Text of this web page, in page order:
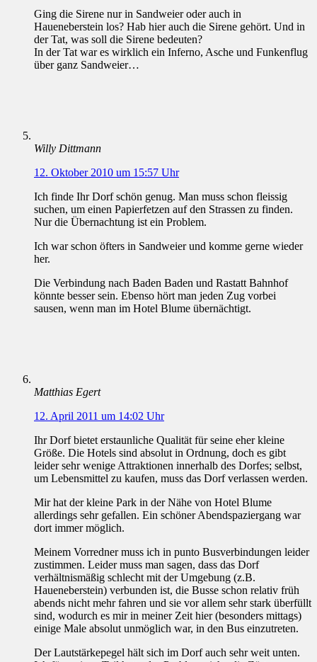
Ging die Sirene nur in Sandweier oder auch in
Haueneberstein los? Hab hier auch die Sirene gehört. Und in
der Tat, was soll die Sirene bedeuten?
In der Tat war es wirklich ein Inferno, Asche und Funkenflug
über ganz Sandweier…
Willy Dittmann
12. Oktober 2010 um 15:57 Uhr
Ich finde Ihr Dorf schön genug. Man muss schon fleissig
suchen, um einen Papierfetzen auf den Strassen zu finden.
Nur die Übernachtung ist ein Problem.
Ich war schon öfters in Sandweier und komme gerne wieder
her.
Die Verbindung nach Baden Baden und Rastatt Bahnhof
könnte besser sein. Ebenso hört man jeden Zug vorbei
sausen, wenn man im Hotel Blume übernächtigt.
Matthias Egert
12. April 2011 um 14:02 Uhr
Ihr Dorf bietet erstaunliche Qualität für seine eher kleine
Größe. Die Hotels sind absolut in Ordnung, doch es gibt
leider sehr wenige Attraktionen innerhalb des Dorfes; selbst,
um Lebensmittel zu kaufen, muss das Dorf verlassen werden.
Mir hat der kleine Park in der Nähe von Hotel Blume
allerdings sehr gefallen. Ein schöner Abendspaziergang war
dort immer möglich.
Meinem Vorredner muss ich in punto Busverbindungen leider
zustimmen. Leider muss man sagen, dass das Dorf
verhältnismäßig schlecht mit der Umgebung (z.B.
Haueneberstein) verbunden ist, die Busse schon relativ früh
abends nicht mehr fahren und sie vor allem sehr stark überfüllt
sind, wodurch es mir in meiner Zeit hier (besonders mittags)
einige Male absolut unmöglich war, in den Bus einzutreten.
Der Lautstärkepegel hält sich im Dorf auch sehr weit unten.